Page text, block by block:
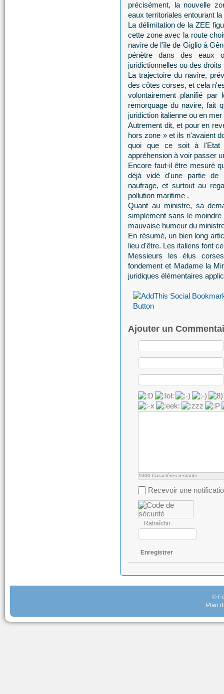
précisément, la nouvelle
eaux territoriales entourant
La délimitation de la ZEE
cette zone avec la route
navire de l'île de Giglio à
pénètre dans des eaux
juridictionnelles ou des
La trajectoire du navire,
des côtes corses, et cela
volontairement planifié
remorquage du navire, fait
juridiction italienne ou en mer
Autrement dit, et pour en
hors zone » et ils n'avaient
quoi que ce soit à l'Etat
appréhension à voir passer
Encore faut-il être mesuré
déjà vidé d'une partie de
naufrage, et surtout au
pollution maritime .
Quant au ministre, sa
simplement sans le
mauvaise humeur du
En résumé, un bien long
lieu d'être. Les italiens font
Messieurs les élus
fondement et Madame la
juridiques élémentaires
Ajouter un
1000 Caractères restants
Recevoir une
Rafraîchir
Enregistrer
©
Plan